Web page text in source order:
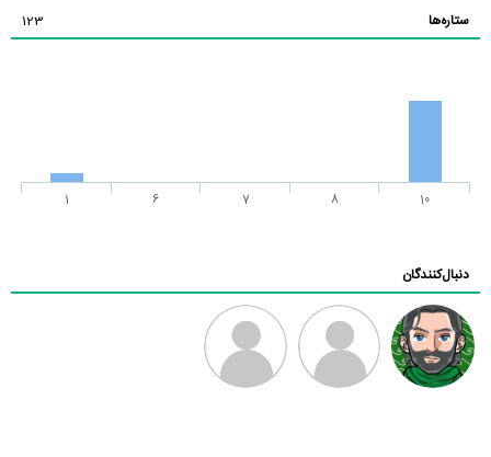
ستاره‌ها 123
1 6 7 8 10
دنبال‌کنندگان